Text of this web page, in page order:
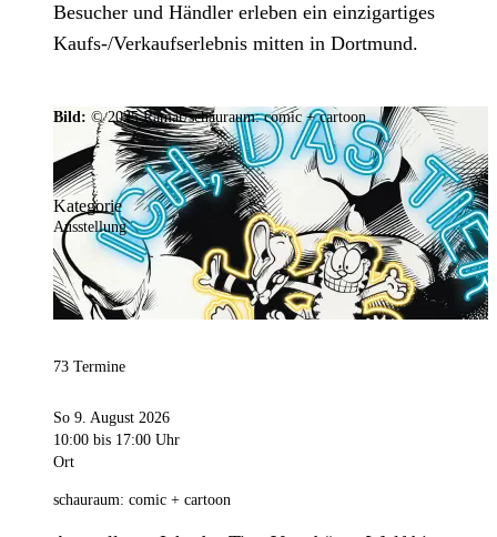
Besucher und Händler erleben ein einzigartiges
Kaufs-/Verkaufserlebnis mitten in Dortmund.
Bild: © 2025 Ramar/schauraum: comic + cartoon
Kategorie
Ausstellung
73 Termine
So 9. August 2026
10:00 bis 17:00 Uhr
Ort
schauraum: comic + cartoon